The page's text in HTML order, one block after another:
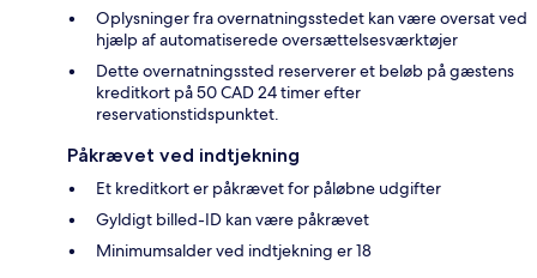
Oplysninger fra overnatningsstedet kan være oversat ved
hjælp af automatiserede oversættelsesværktøjer
Dette overnatningssted reserverer et beløb på gæstens
kreditkort på 50 CAD 24 timer efter
reservationstidspunktet.
Påkrævet ved indtjekning
Et kreditkort er påkrævet for påløbne udgifter
Gyldigt billed-ID kan være påkrævet
Minimumsalder ved indtjekning er 18